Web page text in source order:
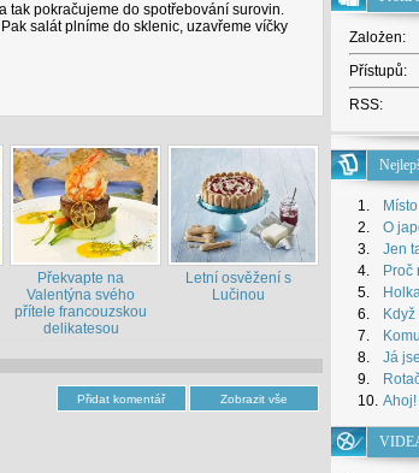
tak pokračujeme do spotřebování surovin.
salát plníme do sklenic, uzavřeme víčky
Překvapte na
Valentýna svého
přítele francouzskou
delikatesou
Letní osvěžení s
Lučinou
Založen:
Přístupů:
RSS:
1.
2.
O
3.
Jen
4.
Proč
5.
6.
7.
8.
Já
9.
10. Ahoj!